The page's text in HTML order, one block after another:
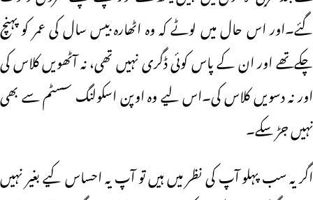
گئے۔اور اس حال میں لوٹے کہ وہ اٹھارہ بیس سال کی عمر کو پہنچ
چکےتھے اور ان کے پاس کوئی ڈگری نہیں تھی، نہ آٹھویں کلاس کی
اور نہ دسویں کلاس کی۔اس لیے وہ اوپن اسکولنگ سسٹم سے بھی
نہیں جڑ سکے۔
اگر یہ سب پہلو آپ کی نظر میں ہیں تو آپ یہ احساس کیے بغیر نہیں